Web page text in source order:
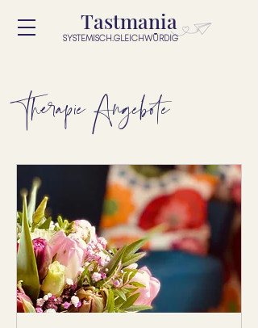
Tastmania
SYSTEMISCH.GLEICHWÜRDIG
Therapie Angebote